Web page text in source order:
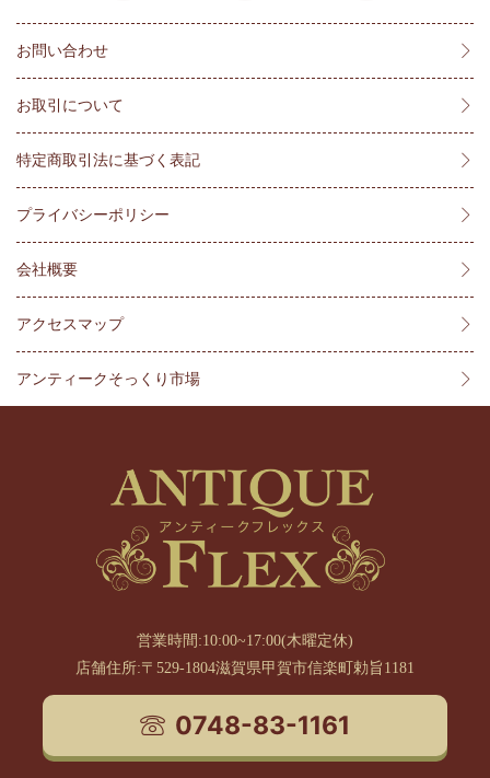
お問い合わせ
お取引について
特定商取引法に基づく表記
プライバシーポリシー
会社概要
アクセスマップ
アンティークそっくり市場
営業時間:10:00~17:00(木曜定休)
店舗住所:〒529-1804滋賀県甲賀市信楽町勅旨1181
0748-83-1161